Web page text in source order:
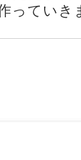
っていき